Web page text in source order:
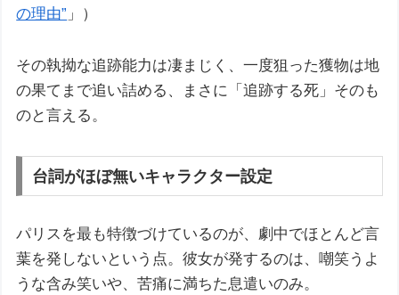
の理由” 」）
その執拗な追跡能力は凄まじく、一度狙った獲物は地
の果てまで追い詰める、まさに「追跡する死」そのも
のと言える。
台詞がほぼ無いキャラクター設定
パリスを最も特徴づけているのが、劇中でほとんど言
葉を発しないという点。彼女が発するのは、嘲笑うよ
うな含み笑いや、苦痛に満ちた息遣いのみ。